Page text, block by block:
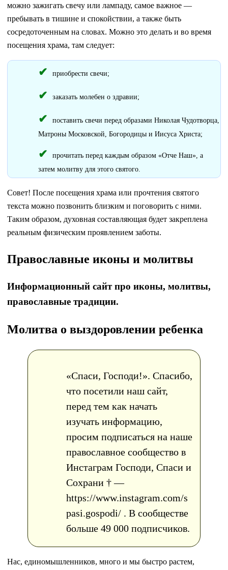
можно зажигать свечу или лампаду, самое важное —
пребывать в тишине и спокойствии, а также быть
сосредоточенным на словах. Можно это делать и во время
посещения храма, там следует:
приобрести свечи;
заказать молебен о здравии;
поставить свечи перед образами Николая Чудотворца,
Матроны Московской, Богородицы и Иисуса Христа;
прочитать перед каждым образом «Отче Наш», а
затем молитву для этого святого.
Совет! После посещения храма или прочтения святого
текста можно позвонить близким и поговорить с ними.
Таким образом, духовная составляющая будет закреплена
реальным физическим проявлением заботы.
Православные иконы и молитвы
Информационный сайт про иконы, молитвы,
православные традиции.
Молитва о выздоровлении ребенка
«Спаси, Господи!». Спасибо,
что посетили наш сайт,
перед тем как начать
изучать информацию,
просим подписаться на наше
православное сообщество в
Инстаграм Господи, Спаси и
Сохрани † —
https://www.instagram.com/s
pasi.gospodi/ . В сообществе
больше 49 000 подписчиков.
Нас, единомышленников, много и мы быстро растем,